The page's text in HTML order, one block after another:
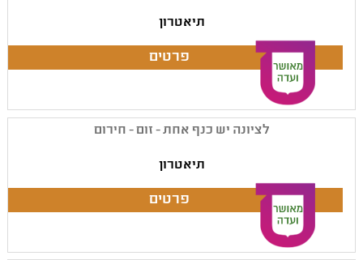
תיאטרון
לציונה יש כנף אחת - זום - חירום
תיאטרון